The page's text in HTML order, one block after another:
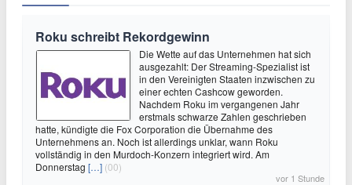
Roku schreibt Rekordgewinn
Die Wette auf das Unternehmen hat sich
ausgezahlt: Der Streaming-Spezialist ist
in den Vereinigten Staaten inzwischen zu
einer echten Cashcow geworden.
Nachdem Roku im vergangenen Jahr
erstmals schwarze Zahlen geschrieben
hatte, kündigte die Fox Corporation die Übernahme des
Unternehmens an. Noch ist allerdings unklar, wann Roku
vollständig in den Murdoch-Konzern integriert wird. Am
Donnerstag […] (00)
vor 1 Stunde